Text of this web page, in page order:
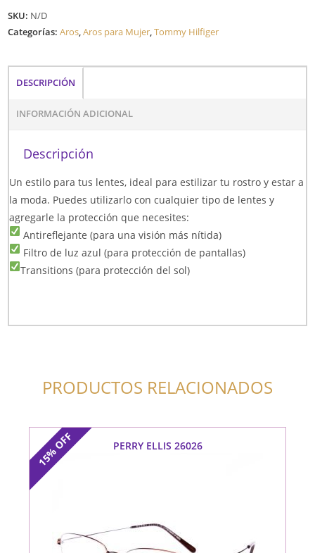
SKU: N/D
Categorías:Aros,Aros para Mujer,Tommy Hilfiger
DESCRIPCIÓN
INFORMACIÓN ADICIONAL
Descripción
Un estilo para tus lentes, ideal para estilizar tu rostro y estar a
la moda. Puedes utilizarlo con cualquier tipo de lentes y
agregarle la protección que necesites:
Antireflejante (para una visión más nítida)
Filtro de luz azul (para protección de pantallas)
Transitions (para protección del sol)
PRODUCTOS RELACIONADOS
15%
OFF PERRY ELLIS 26026